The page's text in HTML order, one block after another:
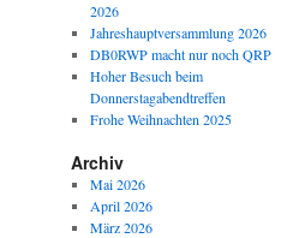
2026
Jahreshauptversammlung 2026
DB0RWP macht nur noch QRP
Hoher Besuch beim
Donnerstagabendtreffen
Frohe Weihnachten 2025
Archiv
Mai 2026
April 2026
März 2026